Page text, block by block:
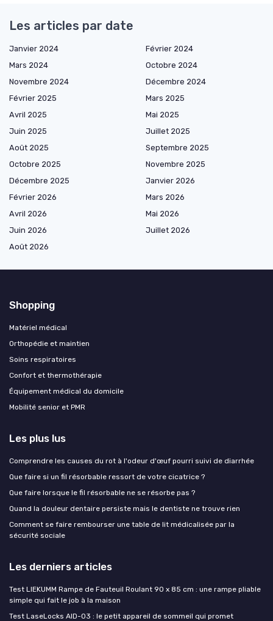
Les articles par date
Janvier 2024
Février 2024
Mars 2024
Octobre 2024
Novembre 2024
Décembre 2024
Février 2025
Mars 2025
Avril 2025
Mai 2025
Juin 2025
Juillet 2025
Août 2025
Septembre 2025
Octobre 2025
Novembre 2025
Décembre 2025
Janvier 2026
Février 2026
Mars 2026
Avril 2026
Mai 2026
Juin 2026
Juillet 2026
Août 2026
Shopping
Matériel médical
Orthopédie et maintien
Soins respiratoires
Confort et thermothérapie
Équipement médical du domicile
Mobilité senior et PMR
Les plus lus
Comprendre les causes du rot à l'odeur d'œuf pourri suivi de diarrhée
Que faire si un fil résorbable ressort de votre cicatrice ?
Que faire lorsque le fil résorbable ne se résorbe pas ?
Quand la douleur dentaire persiste mais le dentiste ne trouve rien
Comment se faire rembourser une table de lit médicalisée par la
sécurité sociale
Les derniers articles
Test LIEKUMM Rampe de Fauteuil Roulant 90 x 85 cm : une rampe pliable
simple qui fait le job à la maison
Test LaseLocks AID-03 : le petit appareil de sommeil qui promet